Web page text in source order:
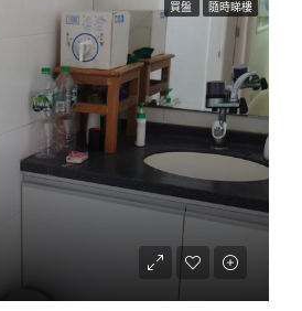
買盤 隨時睇樓